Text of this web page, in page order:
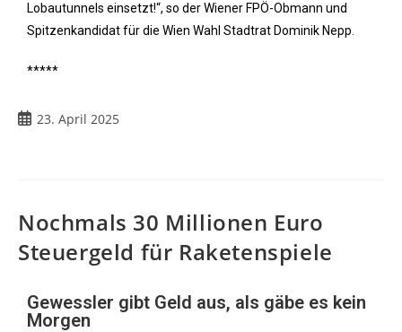
Lobautunnels einsetzt!“, so der Wiener FPÖ-Obmann und
Spitzenkandidat für die Wien Wahl Stadtrat Dominik Nepp.
*****
23. April 2025
Nochmals 30 Millionen Euro
Steuergeld für Raketenspiele
Gewessler gibt Geld aus, als gäbe es kein
Morgen